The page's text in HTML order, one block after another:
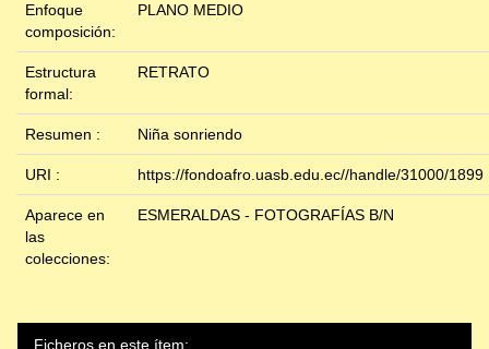
Enfoque
composición:
PLANO MEDIO
Estructura
formal:
RETRATO
Resumen : Niña sonriendo
URI : https://fondoafro.uasb.edu.ec//handle/31000/1899
Aparece en
las
colecciones:
ESMERALDAS - FOTOGRAFÍAS B/N
Ficheros en este ítem: